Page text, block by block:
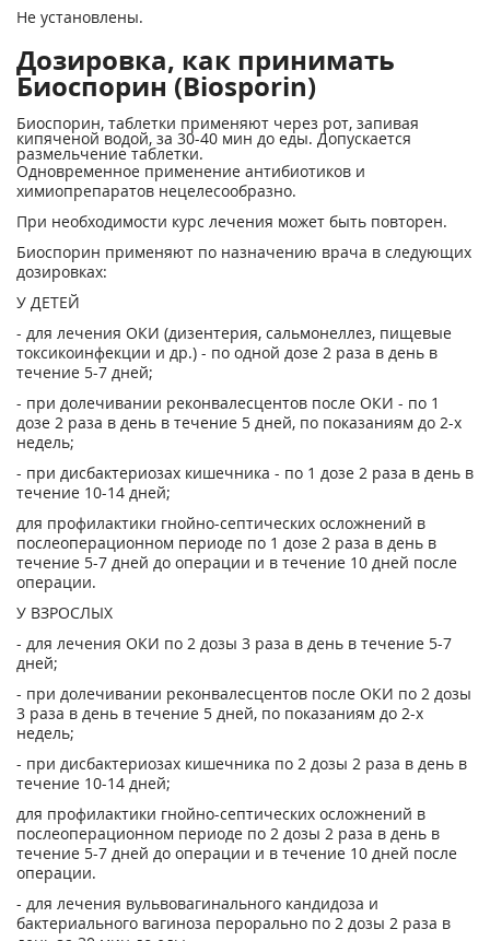
Не установлены.
Дозировка, как принимать
Биоспорин (Biosporin)
Биоспорин, таблетки применяют через рот, запивая
кипяченой водой, за 30-40 мин до еды. Допускается
размельчение таблетки.
Одновременное применение антибиотиков и
химиопрепаратов нецелесообразно.
При необходимости курс лечения может быть повторен.
Биоспорин применяют по назначению врача в следующих
дозировках:
У ДЕТЕЙ
- для лечения ОКИ (дизентерия, сальмонеллез, пищевые
токсикоинфекции и др.) - по одной дозе 2 раза в день в
течение 5-7 дней;
- при долечивании реконвалесцентов после ОКИ - по 1
дозе 2 раза в день в течение 5 дней, по показаниям до 2-х
недель;
- при дисбактериозах кишечника - по 1 дозе 2 раза в день в
течение 10-14 дней;
для профилактики гнойно-септических осложнений в
послеоперационном периоде по 1 дозе 2 раза в день в
течение 5-7 дней до операции и в течение 10 дней после
операции.
У ВЗРОСЛЫХ
- для лечения ОКИ по 2 дозы 3 раза в день в течение 5-7
дней;
- при долечивании реконвалесцентов после ОКИ по 2 дозы
3 раза в день в течение 5 дней, по показаниям до 2-х
недель;
- при дисбактериозах кишечника по 2 дозы 2 раза в день в
течение 10-14 дней;
для профилактики гнойно-септических осложнений в
послеоперационном периоде по 2 дозы 2 раза в день в
течение 5-7 дней до операции и в течение 10 дней после
операции.
- для лечения вульвовагинального кандидоза и
бактериального вагиноза перорально по 2 дозы 2 раза в